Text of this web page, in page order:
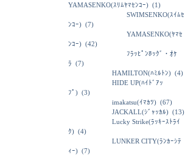
YAMASENKO(ｽﾘﾑﾔﾏｾﾝｺｰ) (1)
SWIMSENKO(ｽｲﾑｾ
ﾝｺｰ) (7)
YAMASENKO(ﾔﾏｾ
ﾝｺｰ) (42)
ﾌﾗｯﾋﾟﾝﾎｯｸﾞ・ｵｹ
ﾗ (7)
HAMILTON(ﾊﾐﾙﾄﾝ) (4)
HIDE UP(ﾊｲﾄﾞｱｯ
ﾌﾟ) (3)
imakatsu(ｲﾏｶﾂ) (67)
JACKALL(ｼﾞｬｯｶﾙ) (13)
Lucky Strike(ﾗｯｷｰｽﾄﾗｲ
ｸ) (4)
LUNKER CITY(ﾗﾝｶｰｼﾃ
ｨｰ) (7)